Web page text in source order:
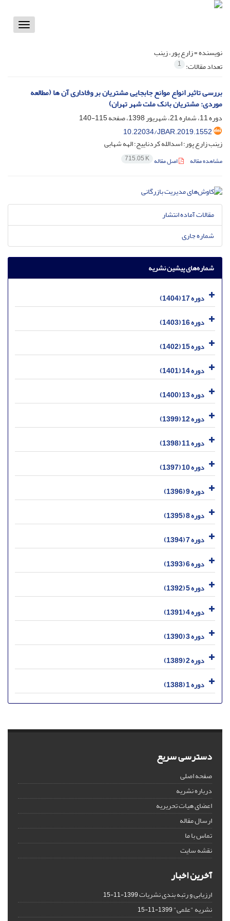
Toggle
نویسنده =زارع پور، زینب
تعداد مقالات: 1
بررسی تاثیر انواع موانع جابجایی مشتریان بر وفاداری آن ها (مطالعه
موردی: مشتریان بانک ملت شهر تهران)
دوره 11، شماره 21، شهریور 1398، صفحه
115-140
10.22034/JBAR.2019.1552
زینب زارع پور؛ اسدالله کردناییج؛ الهه شهابی
مشاهده مقاله اصل مقاله 715.05 K
مقالات آماده انتشار
شماره جاری
شماره‌های پیشین نشریه
دوره 17 (1404)
دوره 16 (1403)
دوره 15 (1402)
دوره 14 (1401)
دوره 13 (1400)
دوره 12 (1399)
دوره 11 (1398)
دوره 10 (1397)
دوره 9 (1396)
دوره 8 (1395)
دوره 7 (1394)
دوره 6 (1393)
دوره 5 (1392)
دوره 4 (1391)
دوره 3 (1390)
دوره 2 (1389)
دوره 1 (1388)
دسترسی سریع
صفحه اصلی
درباره نشریه
اعضای هیات تحریریه
ارسال مقاله
تماس با ما
نقشه سایت
آخرین اخبار
ارزیابی و رتبه بندی نشریات1399-11-15
نشریه "علمی"1399-11-15